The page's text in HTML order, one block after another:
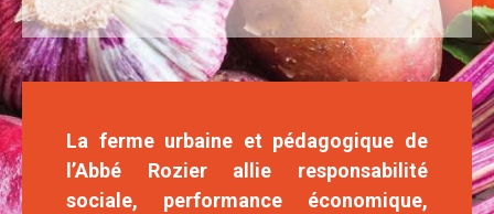
La ferme urbaine et pédagogique de
l’Abbé Rozier allie responsabilité
sociale, performance économique,